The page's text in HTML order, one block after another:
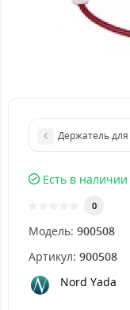
Есть в наличии
0
Модель: 900508
Артикул: 900508
Nord Yada